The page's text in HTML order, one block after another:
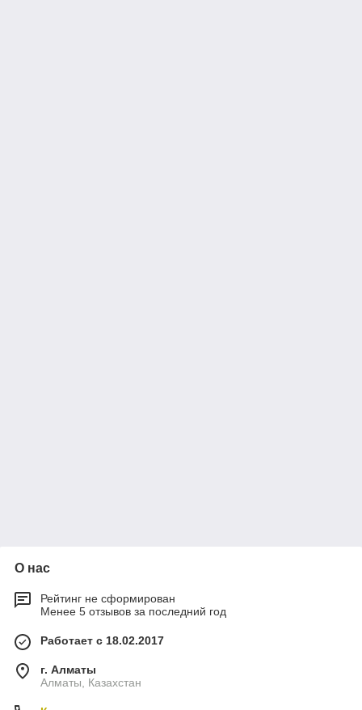
О нас
Рейтинг не сформирован
Менее 5 отзывов за последний год
Работает с 18.02.2017
г. Алматы
Алматы, Казахстан